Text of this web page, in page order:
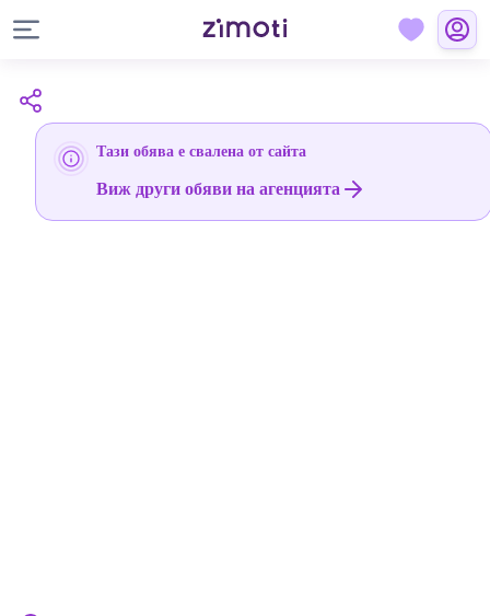
Тази обява е свалена от сайта
Виж други обяви на агенцията